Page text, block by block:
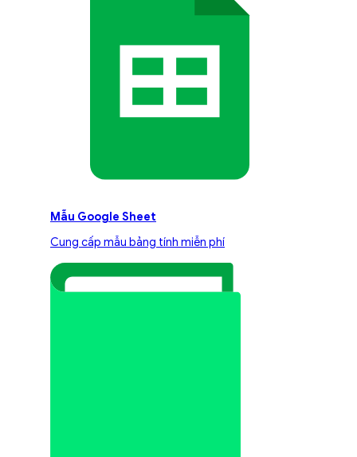
Mẫu Google Sheet
Cung cấp mẫu bảng tính miễn phí